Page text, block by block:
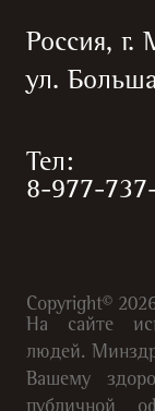
Россия, г.
ул.
Тел:
8-977-
Copyright©
На сайте
людей.
Вашему